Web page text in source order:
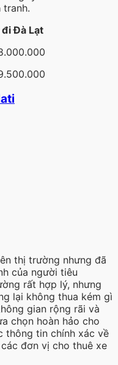
tranh.
đi Đà Lạt
thị trường nhưng đã
của người tiêu
rất hợp lý, nhưng
lại không thua kém gì
gian rộng rãi và
chọn hoàn hảo cho
thông tin chính xác về
đơn vị cho thuê xe